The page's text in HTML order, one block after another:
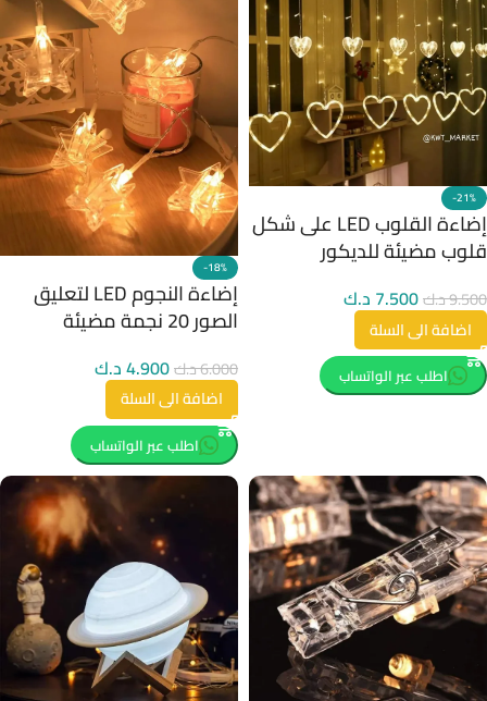
-21%
إضاءة القلوب LED على شكل
قلوب مضيئة للديكور
9.500د.ك7.500 د.ك
اضافة الى السلة
اطلب عبر الواتساب
-18%
إضاءة النجوم LED لتعليق
الصور 20 نجمة مضيئة
6.000د.ك4.900د.ك
اضافة الى السلة
اطلب عبر الواتساب